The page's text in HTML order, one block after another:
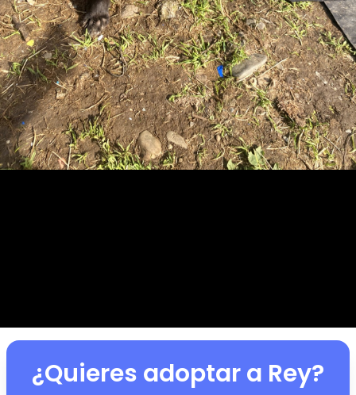
¿Quieres adoptar a Rey?